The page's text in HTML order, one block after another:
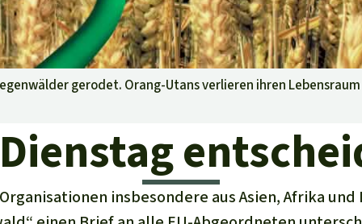
gerodet. Orang-Utans verlieren ihren Lebensraum
insbesondere aus Asien, Afrika